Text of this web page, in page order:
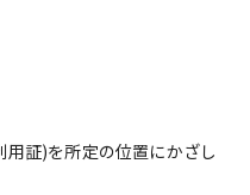
用証)を所定の位置にかざし